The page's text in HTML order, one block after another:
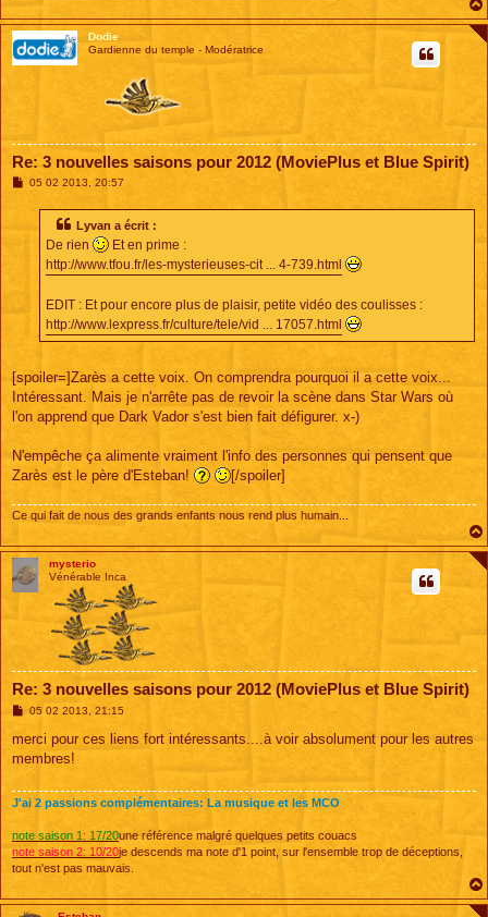
Dodie
Gardienne du temple - Modératrice
Re: 3 nouvelles saisons pour 2012 (MoviePlus et Blue Spirit)
M05 02 2013, 20:57
Lyvan a écrit :
De rien
Et en prime :
http://www.tfou.fr/les-mysterieuses-cit ... 4-739.html
EDIT : Et pour encore plus de plaisir, petite vidéo des coulisses :
http://www.lexpress.fr/culture/tele/vid ... 17057.html
[spoiler=]Zarès a cette voix. On comprendra pourquoi il a cette voix...
Intéressant. Mais je n'arrête pas de revoir la scène dans Star Wars où
l'on apprend que Dark Vador s'est bien fait défigurer. x-)
N'empêche ça alimente vraiment l'info des personnes qui pensent que
Zarès est le père d'Esteban!
[/spoiler]
Ce qui fait de nous des grands enfants nous rend plus humain...
mysterio
Vénérable Inca
Re: 3 nouvelles saisons pour 2012 (MoviePlus et Blue Spirit)
M
s
a
05 02 2013, 21:15
merci pour ces liens fort intéressants....à voir absolument pour les autres
membres!
J'ai 2 passions complémentaires: La musique et les MCO
note saison 1: 17/20une référence malgré quelques petits couacs
note saison 2: 10/20je descends ma note d'1 point, sur l'ensemble trop de déceptions,
tout n'est pas mauvais.